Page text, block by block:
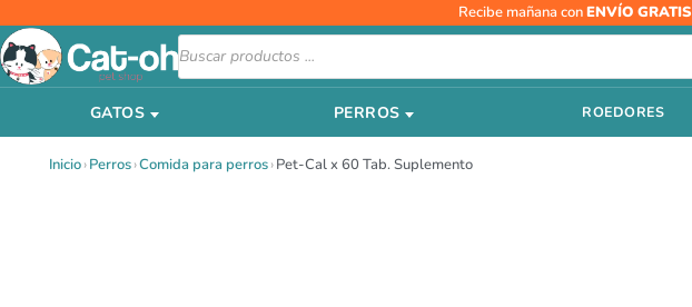
al
contenido
Recibe mañana conENVÍO GRATIS
Búsqueda
de
productos
GATOS PERROS ROEDORES
Inicio›Perros›Comida para perros›Pet-Cal x 60 Tab. Suplemento